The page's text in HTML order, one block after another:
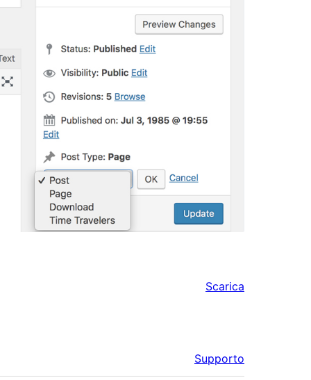
Scarica
Supporto